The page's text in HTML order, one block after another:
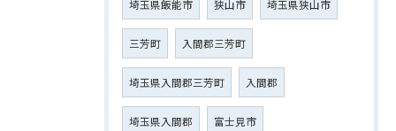
埼玉県飯能市 狭山市 埼玉県狭山市
三芳町 入間郡三芳町
埼玉県入間郡三芳町 入間郡
埼玉県入間郡 富士見市